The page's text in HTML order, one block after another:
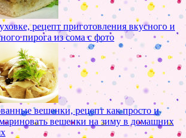
рецепт приготовления вкусного и
пирога из сома с фото
вешенки, рецепт как просто и
вешенки на зиму в домашних